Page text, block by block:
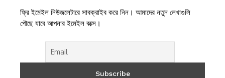
ফ্রি ইমেইল নিউজলেটারে সাবক্রাইব করে নিন। আমাদের নতুন লেখাগুলি
পৌছে যাবে আপনার ইমেইল বক্সে।